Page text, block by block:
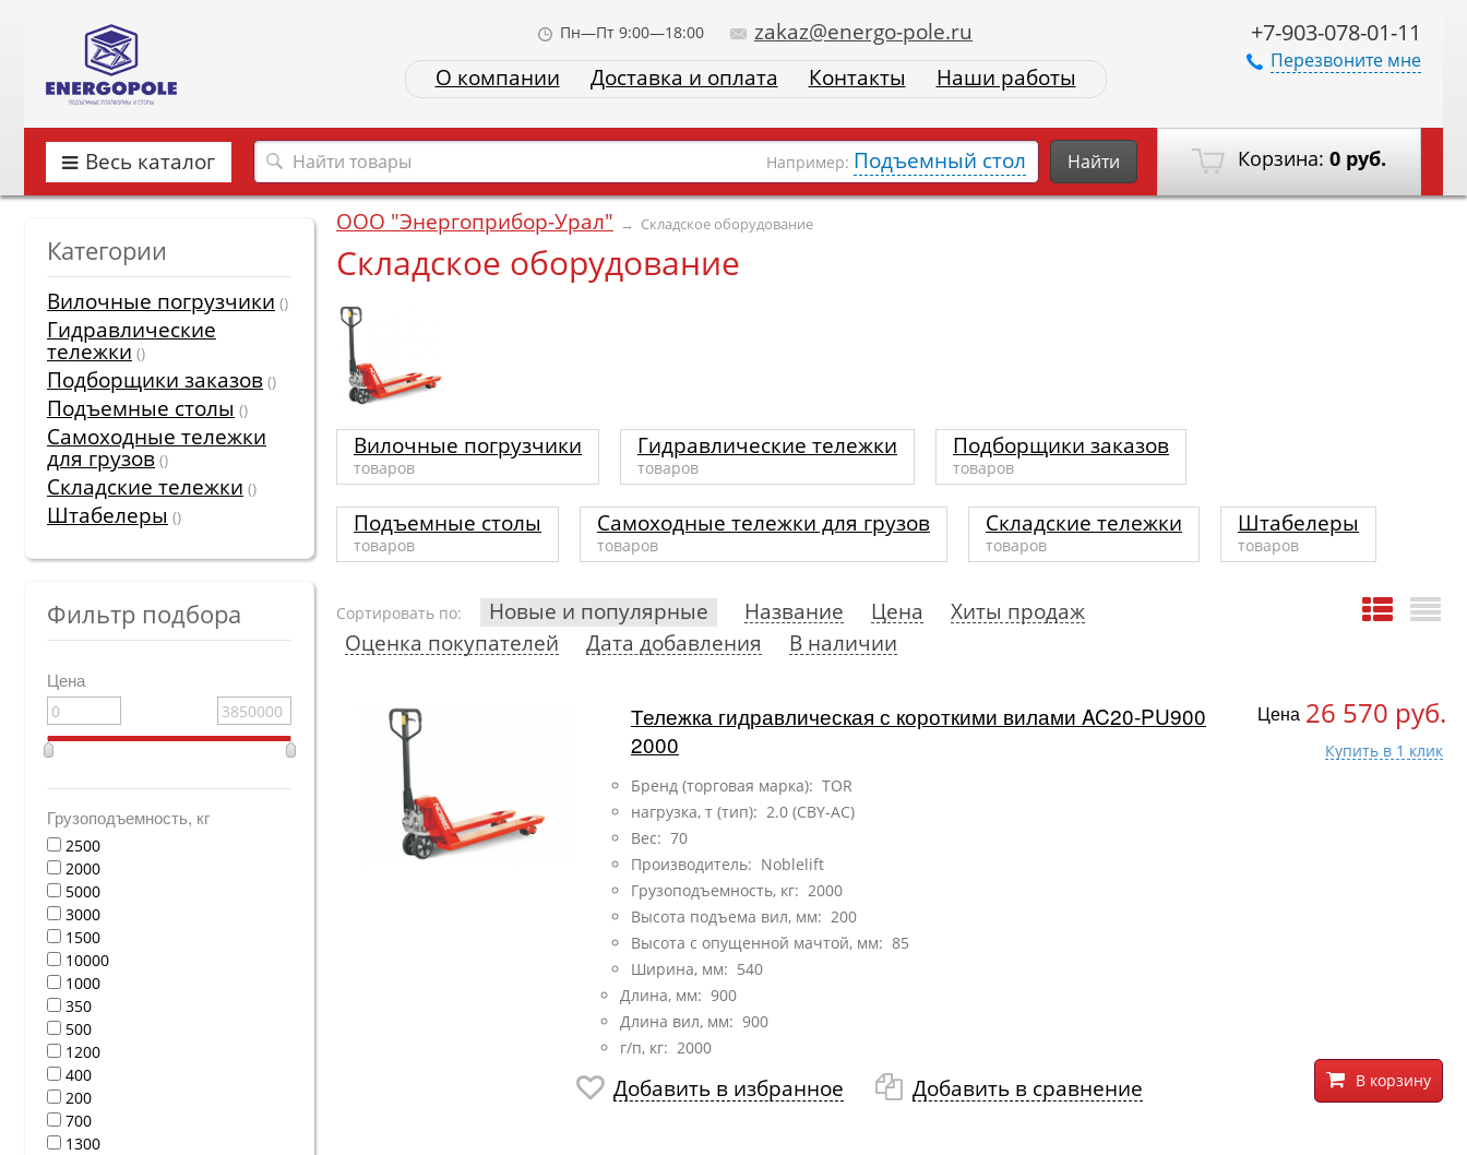
+7-903-078-01-11
Перезвоните мне
Пн—Пт 9:00—18:00
zakaz@energo-pole.ru
О компании
Доставка и оплата Контакты Наши работы
Корзина: 0 руб.
Весь каталог Например: Подъемный стол Найти
Категории
Вилочные погрузчики ()
Гидравлические
тележки ()
Подборщики заказов ()
Подъемные столы ()
Самоходные тележки
для грузов ()
Складские тележки ()
Штабелеры ()
Фильтр подбора
Цена
Грузоподъемность, кг
2500
2000
5000
3000
1500
10000
1000
350
500
1200
400
200
700
1300
ООО "Энергоприбор-Урал" → Складское оборудование
Складское оборудование
Вилочные погрузчики
товаров
Гидравлические тележки
товаров
Подборщики заказов
товаров
Подъемные столы
товаров
Самоходные тележки для грузов
товаров
Складские тележки
товаров
Штабелеры
товаров
Сортировать по: Новые и популярные Название Цена
Хиты продаж
Оценка покупателей
Дата добавления В наличии
Тележка гидравлическая с короткими вилами AC20-PU900
2000
Бренд (торговая марка): TOR
нагрузка, т (тип): 2.0 (CBY-AC)
Вес: 70
Производитель: Noblelift
Грузоподъемность, кг: 2000
Высота подъема вил, мм: 200
Высота с опущенной мачтой, мм: 85
Ширина, мм: 540
Длина, мм: 900
Длина вил, мм: 900
г/п, кг: 2000
Добавить в избранное Добавить в сравнение
Цена 26 570 руб.
В корзину